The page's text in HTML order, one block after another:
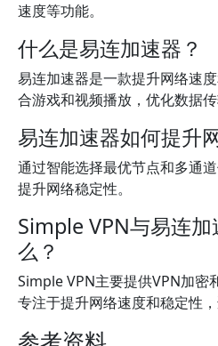
速度等功能。
什么是易连加速器？
易连加速器是一款提升网络速
合游戏和视频播放，优化数据传
易连加速器如何提升
通过智能选择最优节点和多通
提升网络稳定性。
Simple VPN与易连
么？
Simple VPN主要提供VPN加密
专注于提升网络速度和稳定性，